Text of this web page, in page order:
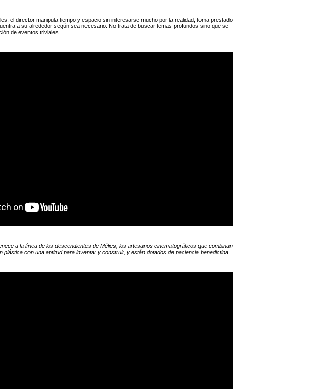
el director manipula tiempo y espacio sin interesarse mucho por la realidad, toma prestado
a su alrededor según sea necesario. No trata de buscar temas profundos sino que se
de eventos triviales.
a la línea de los descendientes de Mélies, los artesanos cinematográficos que combinan
plástica con una aptitud para inventar y construir, y están dotados de paciencia benedictina.